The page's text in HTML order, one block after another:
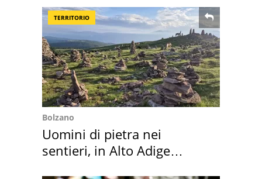
TERRITORIO
Bolzano
Uomini di pietra nei
sentieri, in Alto Adige